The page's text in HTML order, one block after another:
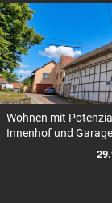
Wohnen mit
Innenhof und